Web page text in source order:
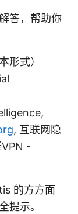
答，帮助你
形式）
, 互联网隐
-
的方方面
提示。